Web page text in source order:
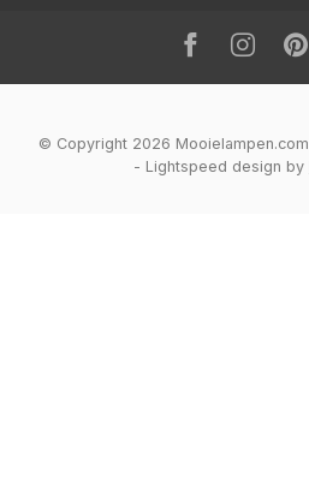
© Copyright 2026 Mooielampen.com
- Lightspeed design by